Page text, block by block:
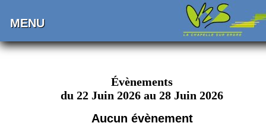
MENU
Évènements
du 22 Juin 2026 au 28 Juin 2026
Aucun évènement